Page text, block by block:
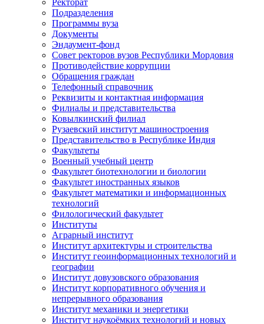
Подразделения
Программы вуза
Документы
Эндаумент-фонд
Совет ректоров вузов Республики Мордовия
Противодействие коррупции
Обращения граждан
Телефонный справочник
Реквизиты и контактная информация
Филиалы и представительства
Ковылкинский филиал
Рузаевский институт машиностроения
Представительство в Республике Индия
Факультеты
Военный учебный центр
Факультет биотехнологии и биологии
Факультет иностранных языков
Факультет математики и информационных
технологий
Филологический факультет
Институты
Аграрный институт
Институт архитектуры и строительства
Институт геоинформационных технологий и
географии
Институт довузовского образования
Институт корпоративного обучения и
непрерывного образования
Институт механики и энергетики
Институт наукоёмких технологий и новых